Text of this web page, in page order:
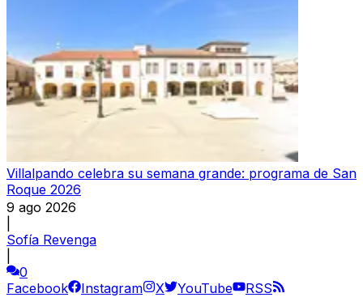
Villalpando celebra su semana grande: programa de San
Roque 2026
9 ago 2026
Sofía Revenga
0
Facebook
Instagram X YouTube
RSS